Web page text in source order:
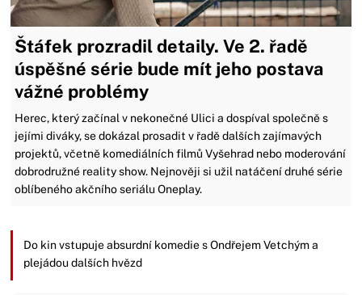
Štáfek prozradil detaily. Ve 2. řadě
úspěšné série bude mít jeho postava
vážné problémy
Herec, který začínal v nekonečné Ulici a dospíval společně s
jejími diváky, se dokázal prosadit v řadě dalších zajímavých
projektů, včetně komediálních filmů Vyšehrad nebo moderování
dobrodružné reality show. Nejnověji si užil natáčení druhé série
oblíbeného akčního seriálu Oneplay.
Do kin vstupuje absurdní komedie s Ondřejem Vetchým a
plejádou dalších hvězd